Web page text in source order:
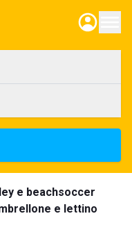
e beachsoccer
e lettino